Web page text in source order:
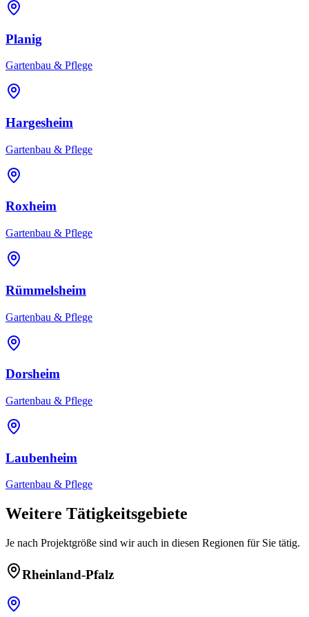
Planig
Gartenbau & Pflege
Hargesheim
Gartenbau & Pflege
Roxheim
Gartenbau & Pflege
Rümmelsheim
Gartenbau & Pflege
Dorsheim
Gartenbau & Pflege
Laubenheim
Gartenbau & Pflege
Weitere Tätigkeitsgebiete
Je nach Projektgröße sind wir auch in diesen Regionen für Sie tätig.
Rheinland-Pfalz